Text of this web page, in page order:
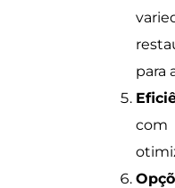
para
com